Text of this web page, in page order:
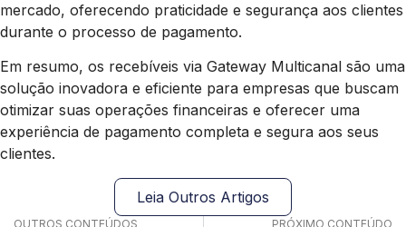
mercado, oferecendo praticidade e segurança aos clientes
durante o processo de pagamento.
Em resumo, os recebíveis via Gateway Multicanal são uma
solução inovadora e eficiente para empresas que buscam
otimizar suas operações financeiras e oferecer uma
experiência de pagamento completa e segura aos seus
clientes.
Leia Outros Artigos
OUTROS CONTEÚDOS PRÓXIMO CONTEÚDO